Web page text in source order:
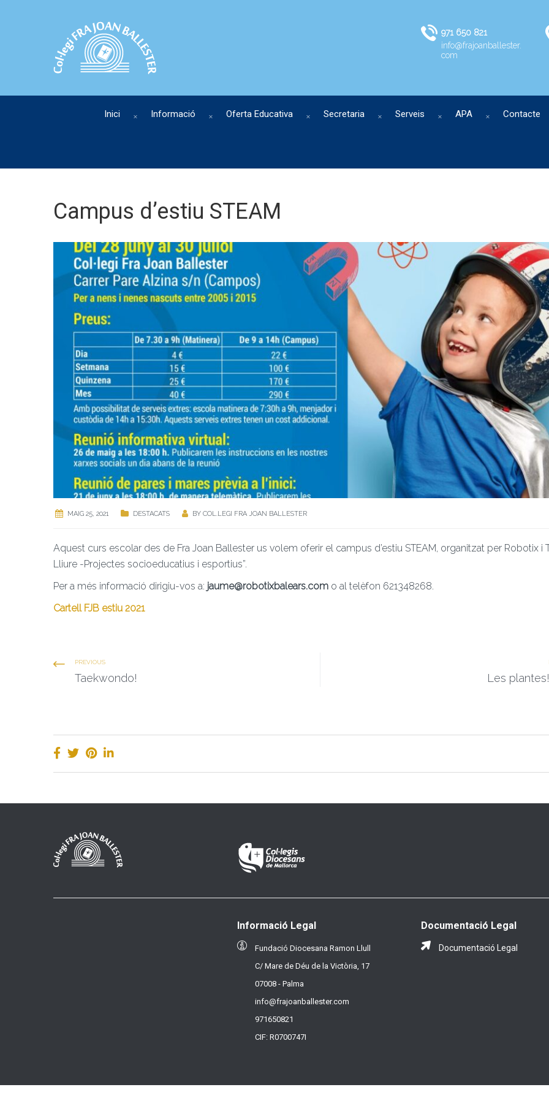
971 650 821
info@frajoanballester.
com
Inici Informació Oferta Educativa Secretaria Serveis APA Contacte
Campus d’estiu STEAM
MAIG 25, 2021 DESTACATS BY COL.LEGI FRA JOAN BALLESTER
Aquest curs escolar des de Fra Joan Ballester us volem oferir el campus d’estiu STEAM, organitzat per Robotix i
Lliure -Projectes socioeducatius i esportius”.
Per a més informació dirigiu-vos a: jaume@robotixbalears.com o al telèfon 621348268.
Cartell FJB estiu 2021
PREVIOUS
Taekwondo! Les plantes!
Informació Legal
Fundació Diocesana Ramon Llull
C/ Mare de Déu de la Victòria, 17
07008 - Palma
info@frajoanballester.com
971650821
CIF: R0700747I
Documentació Legal
Documentació Legal